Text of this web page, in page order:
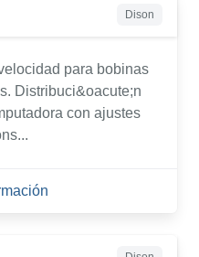
Dison
para bobinas
Distribuci&oacute;n
con ajustes